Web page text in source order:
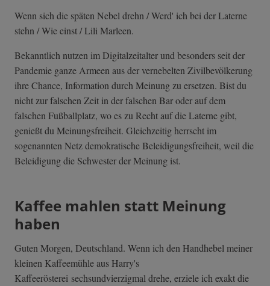
Wenn sich die späten Nebel drehn / Werd' ich bei der Laterne
stehn / Wie einst / Lili Marleen.
Bekanntlich nutzen im Digitalzeitalter und besonders seit der
Pandemie ganze Armeen aus der vernebelten Zivilbevölkerung
ihre Chance, Information durch Meinung zu ersetzen. Bist du
nicht zur falschen Zeit in der falschen Bar oder auf dem
falschen Fußballplatz, wo es zu Recht auf die Laterne gibt,
genießt du Meinungsfreiheit. Gleichzeitig herrscht im
sogenannten Netz demokratische Beleidigungsfreiheit, weil die
Beleidigung die Schwester der Meinung ist.
Kaffee mahlen statt Meinung
haben
Guten Morgen, Deutschland. Wenn ich den Handhebel meiner
kleinen Kaffeemühle aus Harry's
Kaffeerösterei sechsundvierzigmal drehe, erziele ich exakt die